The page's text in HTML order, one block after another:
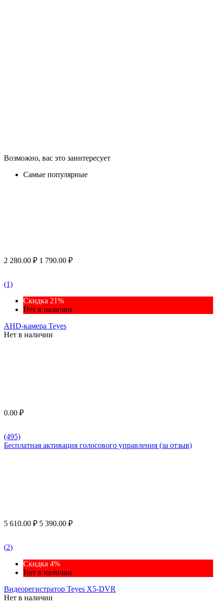
Возможно, вас это заинтересует
Самые популярные
2 280.00 ₽ 1 790.00 ₽
(1)
Скидка 21%
Нет в наличии
AHD-камера Teyes
Нет в наличии
0.00 ₽
(495)
Бесплатная активация голосового управления (за отзыв)
5 610.00 ₽ 5 390.00 ₽
(2)
Скидка 4%
Нет в наличии
Видеорегистратор Teyes X5-DVR
Нет в наличии